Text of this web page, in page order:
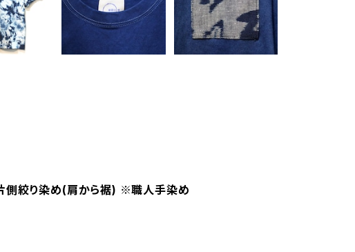
側絞り染め(肩から裾) ※職人手染め